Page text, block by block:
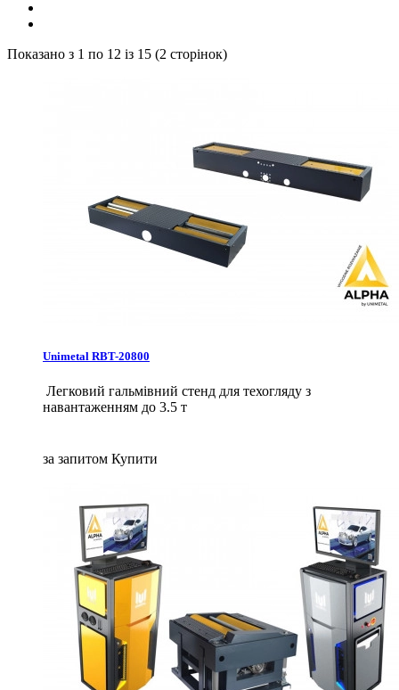
Показано з 1 по 12 із 15 (2 сторінок)
Unimetal RBT-20800
Легковий гальмівний стенд для техогляду з
навантаженням до 3.5 т
за запитом Купити